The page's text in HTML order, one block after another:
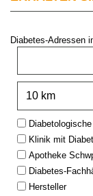
Diabetes-Adressen
Type:
Klinik mit
Apotheke
Diabetes-
Hersteller